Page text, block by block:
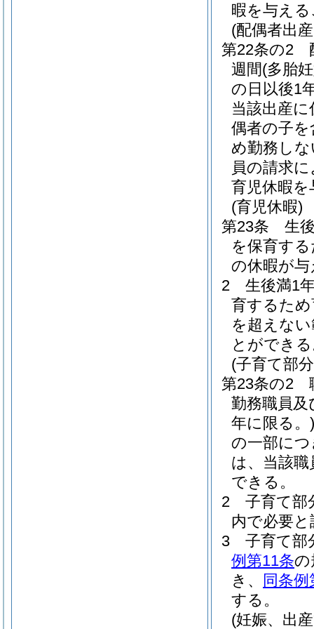
暇を与え
(配偶者出
第22条の2
週間(多胎
の日以後1
当該出産
偶者の子を
め勤務し
員の請求
育児休暇
(育児休暇)
第23条
生
を保育す
の休暇が
2
生後満1
育するた
を超えな
とができ
(子育て部
第23条の2
勤務職員及
年に限る。)
の一部に
は、当該
できる。
2
子育て部
内で必要
3
子育て部
例第11条の
き、
同条例
する。
(妊娠、出